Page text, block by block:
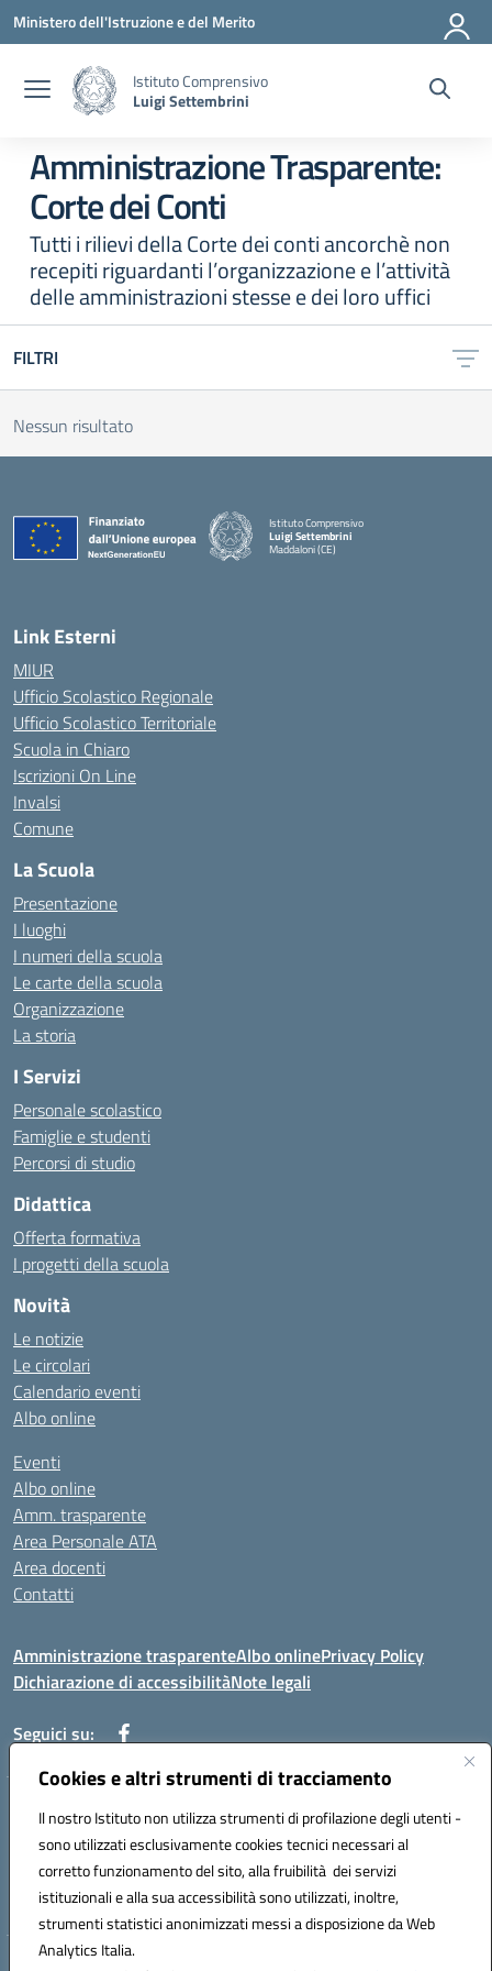
Cookies e altri strumenti di tracciamento
Il nostro Istituto non utilizza strumenti di profilazione degli utenti -
sono utilizzati esclusivamente cookies tecnici necessari al
corretto funzionamento del sito, alla fruibilità dei servizi
istituzionali e alla sua accessibilità sono utilizzati, inoltre,
strumenti statistici anonimizzati messi a disposizione da Web
Analytics Italia.
Vai ai contenuti
Vai al menu di navigazione
Vai al footer
Ministero dell'Istruzione e del Merito
Istituto Comprensivo
Luigi Settembrini
Amministrazione Trasparente:
Corte dei Conti
Tutti i rilievi della Corte dei conti ancorchè non
recepiti riguardanti l’organizzazione e l’attività
delle amministrazioni stesse e dei loro uffici
FILTRI
Nessun risultato
Istituto Comprensivo
Luigi Settembrini
Maddaloni (CE)
Link Esterni
MIUR
Ufficio Scolastico Regionale
Ufficio Scolastico Territoriale
Scuola in Chiaro
Iscrizioni On Line
Invalsi
Comune
La Scuola
Presentazione
I luoghi
I numeri della scuola
Le carte della scuola
Organizzazione
La storia
I Servizi
Personale scolastico
Famiglie e studenti
Percorsi di studio
Didattica
Offerta formativa
I progetti della scuola
Novità
Le notizie
Le circolari
Calendario eventi
Albo online
Eventi
Albo online
Amm. trasparente
Area Personale ATA
Area docenti
Contatti
Amministrazione trasparenteAlbo onlinePrivacy Policy
Dichiarazione di accessibilitàNote legali
Seguici su:
Indirizzo: VIA BRECCIAME, 46 - 81024 MADDALONI (CE)
Mail: CEIC8AU001@istruzione.it - Pec: CEIC8AU001@pec.istruzione.it -
Telefono: 0823408721
Meccanografico: CEIC8AU001
Codice fiscale: 93086080616